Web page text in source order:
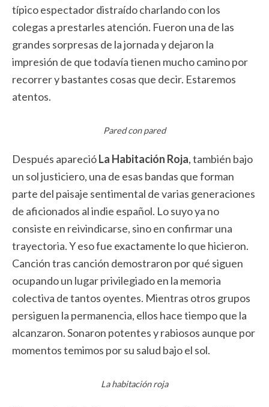
típico espectador distraído charlando con los
colegas a prestarles atención. Fueron una de las
grandes sorpresas de la jornada y dejaron la
impresión de que todavía tienen mucho camino por
recorrer y bastantes cosas que decir. Estaremos
atentos.
Pared con pared
Después aparecióLa Habitación Roja, también bajo
un sol justiciero, una de esas bandas que forman
parte del paisaje sentimental de varias generaciones
de aficionados al indie español. Lo suyo ya no
consiste en reivindicarse, sino en confirmar una
trayectoria. Y eso fue exactamente lo que hicieron.
Canción tras canción demostraron por qué siguen
ocupando un lugar privilegiado en la memoria
colectiva de tantos oyentes. Mientras otros grupos
persiguen la permanencia, ellos hace tiempo que la
alcanzaron. Sonaron potentes y rabiosos aunque por
momentos temimos por su salud bajo el sol.
La habitación roja